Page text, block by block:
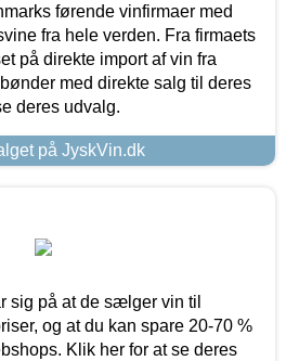
førende vinfirmaer med
fra hele verden. Fra firmaets
på direkte import af vin fra
med direkte salg til deres
deres udvalg.
på JyskVin.dk
sig på at de sælger vin til
og at du kan spare 20-70 %
Klik her for at se deres